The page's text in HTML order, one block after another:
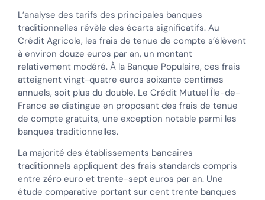
L’analyse des tarifs des principales banques
traditionnelles révèle des écarts significatifs. Au
Crédit Agricole, les frais de tenue de compte s’élèvent
à environ douze euros par an, un montant
relativement modéré. À la Banque Populaire, ces frais
atteignent vingt-quatre euros soixante centimes
annuels, soit plus du double. Le Crédit Mutuel Île-de-
France se distingue en proposant des frais de tenue
de compte gratuits, une exception notable parmi les
banques traditionnelles.
La majorité des établissements bancaires
traditionnels appliquent des frais standards compris
entre zéro euro et trente-sept euros par an. Une
étude comparative portant sur cent trente banques